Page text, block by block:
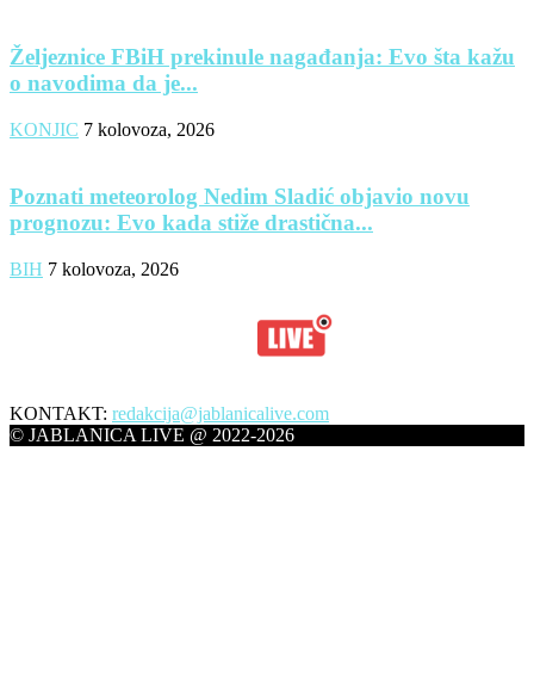
Željeznice FBiH prekinule nagađanja: Evo šta kažu
o navodima da je...
KONJIC 7 kolovoza, 2026
Poznati meteorolog Nedim Sladić objavio novu
prognozu: Evo kada stiže drastična...
BIH 7 kolovoza, 2026
KONTAKT: redakcija@jablanicalive.com
© JABLANICA LIVE @ 2022-2026